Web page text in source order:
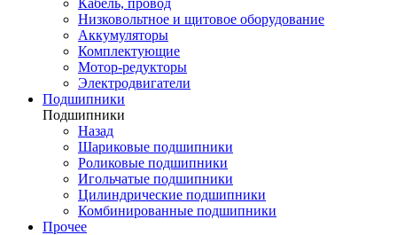
Кабель, провод
Низковольтное и щитовое оборудование
Аккумуляторы
Комплектующие
Мотор-редукторы
Электродвигатели
Подшипники
Подшипники
Назад
Шариковые подшипники
Роликовые подшипники
Игольчатые подшипники
Цилиндрические подшипники
Комбинированные подшипники
Прочее